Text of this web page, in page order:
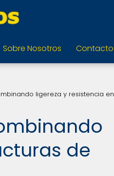
Sobre Nosotros Contacto
ligereza y resistencia en
de